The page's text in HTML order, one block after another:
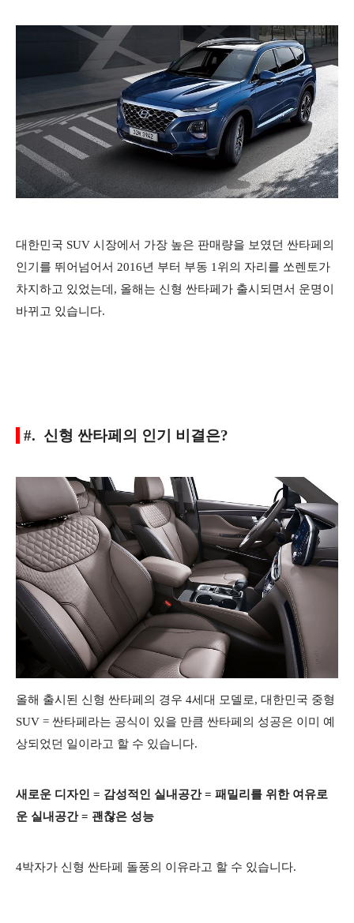
대한민국 SUV 시장에서 가장 높은 판매량을 보였던 싼타페의
인기를 뛰어넘어서 2016년 부터 부동 1위의 자리를 쏘렌토가
차지하고 있었는데, 올해는 신형 싼타페가 출시되면서 운명이
바뀌고 있습니다.
#. 신형 싼타페의 인기 비결은?
올해 출시된 신형 싼타페의 경우 4세대 모델로, 대한민국 중형
SUV = 싼타페라는 공식이 있을 만큼 싼타페의 성공은 이미 예
상되었던 일이라고 할 수 있습니다.
새로운 디자인 = 감성적인 실내공간 = 패밀리를 위한 여유로
운 실내공간 = 괜찮은 성능
4박자가 신형 싼타페 돌풍의 이유라고 할 수 있습니다.